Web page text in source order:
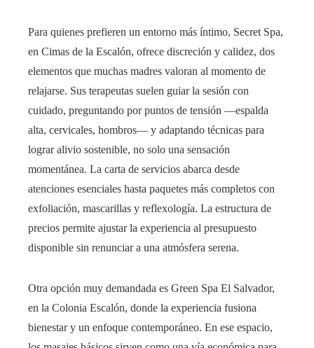
Para quienes prefieren un entorno más íntimo, Secret Spa,
en Cimas de la Escalón, ofrece discreción y calidez, dos
elementos que muchas madres valoran al momento de
relajarse. Sus terapeutas suelen guiar la sesión con
cuidado, preguntando por puntos de tensión —espalda
alta, cervicales, hombros— y adaptando técnicas para
lograr alivio sostenible, no solo una sensación
momentánea. La carta de servicios abarca desde
atenciones esenciales hasta paquetes más completos con
exfoliación, mascarillas y reflexología. La estructura de
precios permite ajustar la experiencia al presupuesto
disponible sin renunciar a una atmósfera serena.
Otra opción muy demandada es Green Spa El Salvador,
en la Colonia Escalón, donde la experiencia fusiona
bienestar y un enfoque contemporáneo. En ese espacio,